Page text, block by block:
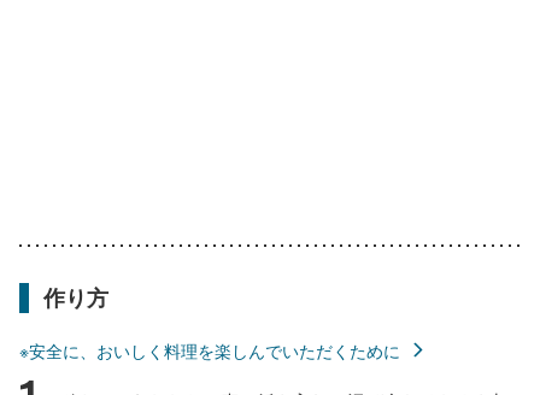
作り方
※安全に、おいしく料理を楽しんでいただくために